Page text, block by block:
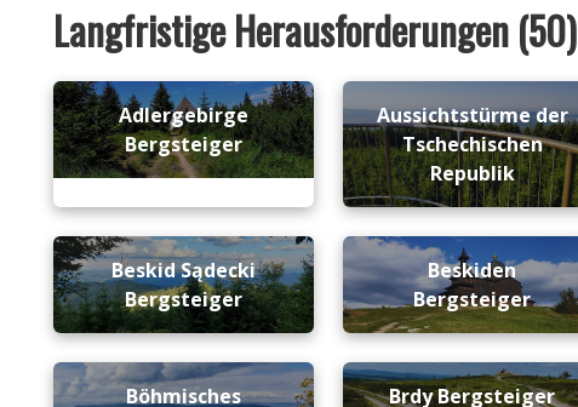
Langfristige Herausforderungen (50)
Adlergebirge
Bergsteiger
Aussichtstürme der
Tschechischen
Republik
Beskid Sądecki
Bergsteiger
Beskiden
Bergsteiger
Böhmisches
Brdy Bergsteiger